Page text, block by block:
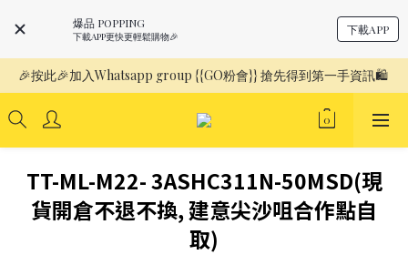
爆品 POPPING
下載APP更快更輕鬆購物🎉 下載APP
TT-ML-M22- 3ASHC311N-50MSD(現
貨開倉不退不換, 建意尖沙咀合作點自
取)